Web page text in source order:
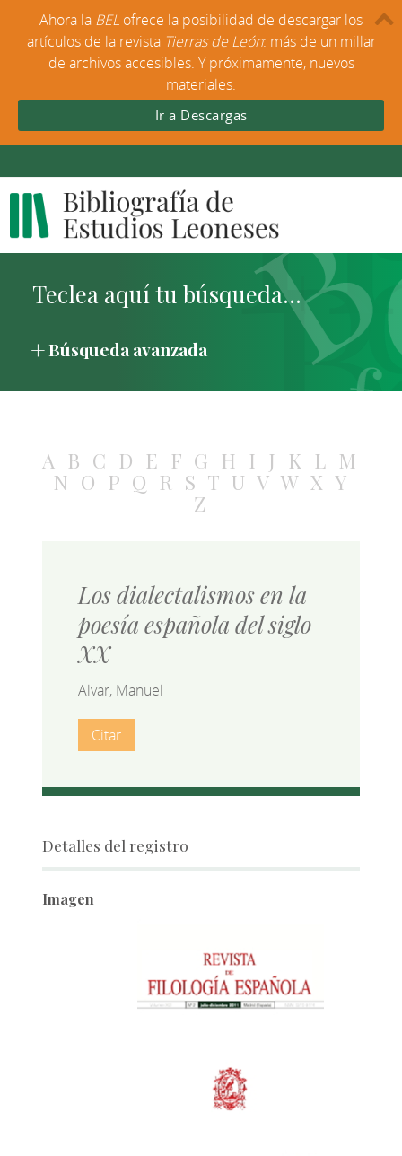
Búsqueda avanzada
A B C D E F G H I J K L M
N O P Q R S T U V W X Y
Z
Los dialectalismos en la
poesía española del siglo
XX
Alvar, Manuel
Citar
Detalles del registro
Imagen
Ahora la BEL ofrece la posibilidad de descargar los
artículos de la revista Tierras de León: más de un millar
de archivos accesibles. Y próximamente, nuevos
materiales.
Ir a Descargas